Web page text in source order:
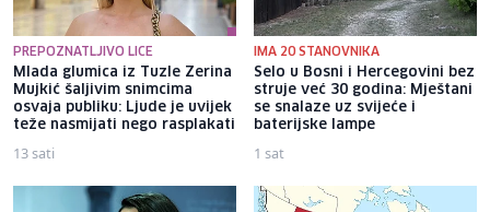
PREPOZNATLJIVO LICE
Mlada glumica iz Tuzle Zerina
Mujkić šaljivim snimcima
osvaja publiku: Ljude je uvijek
teže nasmijati nego rasplakati
13 sati
IMA 20 STANOVNIKA
Selo u Bosni i Hercegovini bez
struje već 30 godina: Mještani
se snalaze uz svijeće i
baterijske lampe
1 sat